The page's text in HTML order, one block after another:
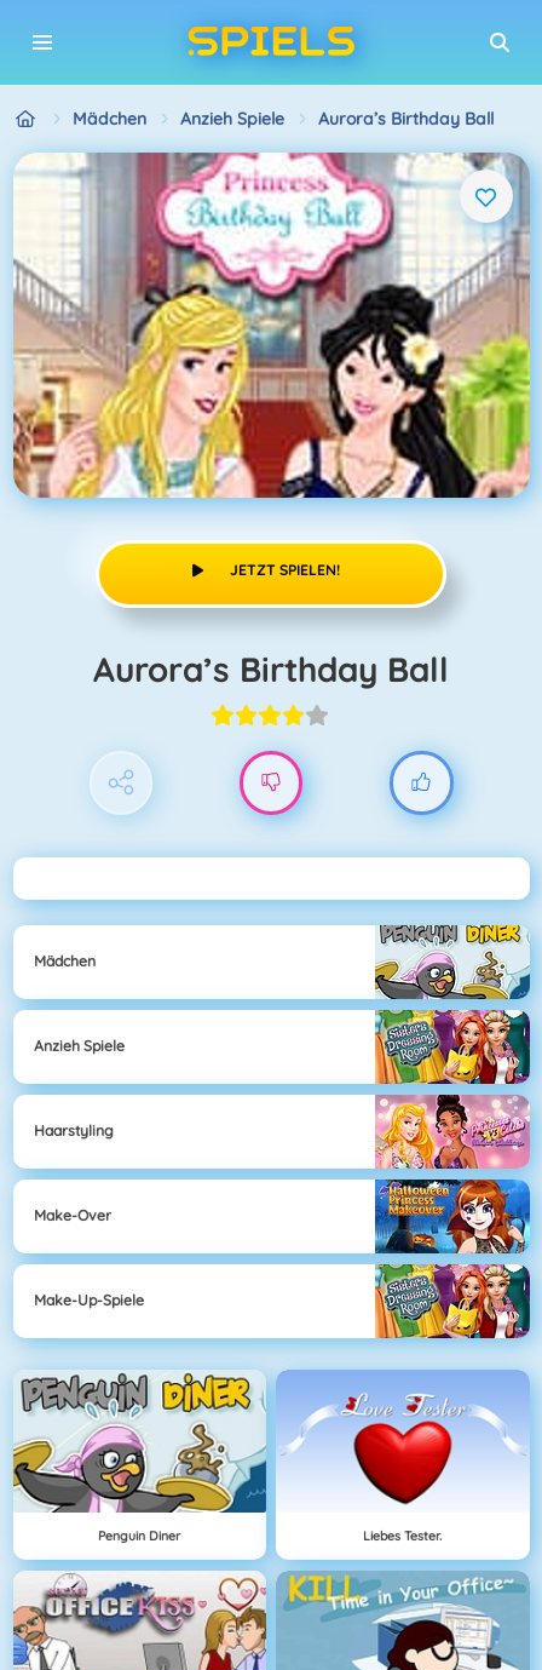
Mädchen Anzieh Spiele Aurora’s Birthday Ball
JETZT SPIELEN!
Aurora’s Birthday Ball
Mädchen
Anzieh Spiele
Haarstyling
Make-Over
Make-Up-Spiele
Penguin Diner Liebes Tester.